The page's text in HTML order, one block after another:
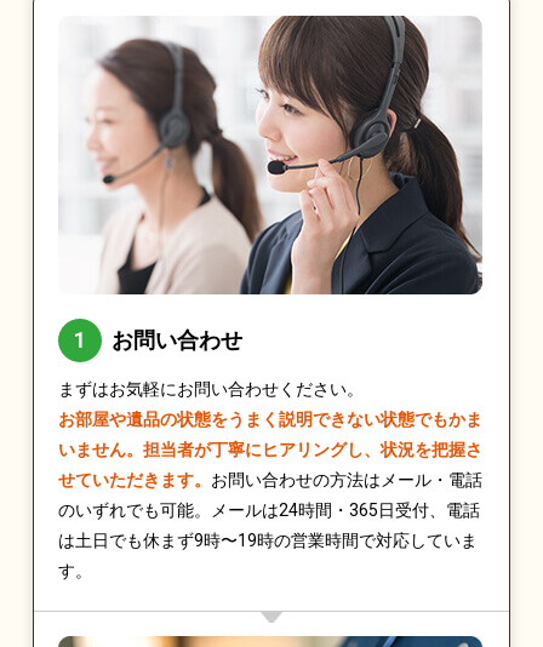
お問い合わせ
まずはお気軽にお問い合わせください。
お部屋や遺品の状態をうまく説明できない状態でもかま
いません。担当者が丁寧にヒアリングし、状況を把握さ
せていただきます。 お問い合わせの方法はメール・電話
のいずれでも可能。メールは24時間・365日受付、電話
は土日でも休まず9時〜19時の営業時間で対応していま
す。